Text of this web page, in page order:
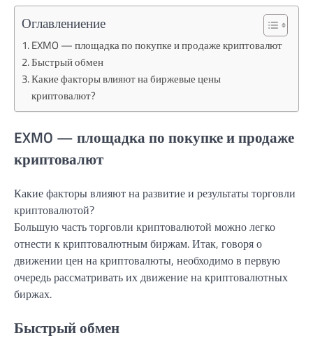
Оглавлениение
EXMO — площадка по покупке и продаже криптовалют
Быстрый обмен
Какие факторы влияют на биржевые цены
криптовалют?
EXMO — площадка по покупке и продаже
криптовалют
Какие факторы влияют на развитие и результаты торговли
криптовалютой?
Большую часть торговли криптовалютой можно легко
отнести к криптовалютным биржам. Итак, говоря о
движении цен на криптовалюты, необходимо в первую
очередь рассматривать их движение на криптовалютных
биржах.
Быстрый обмен